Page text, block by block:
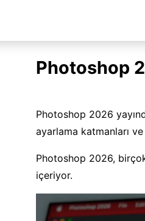
Photoshop
Photoshop 2026
ayarlama katmanları
Photoshop 2026,
içeriyor.